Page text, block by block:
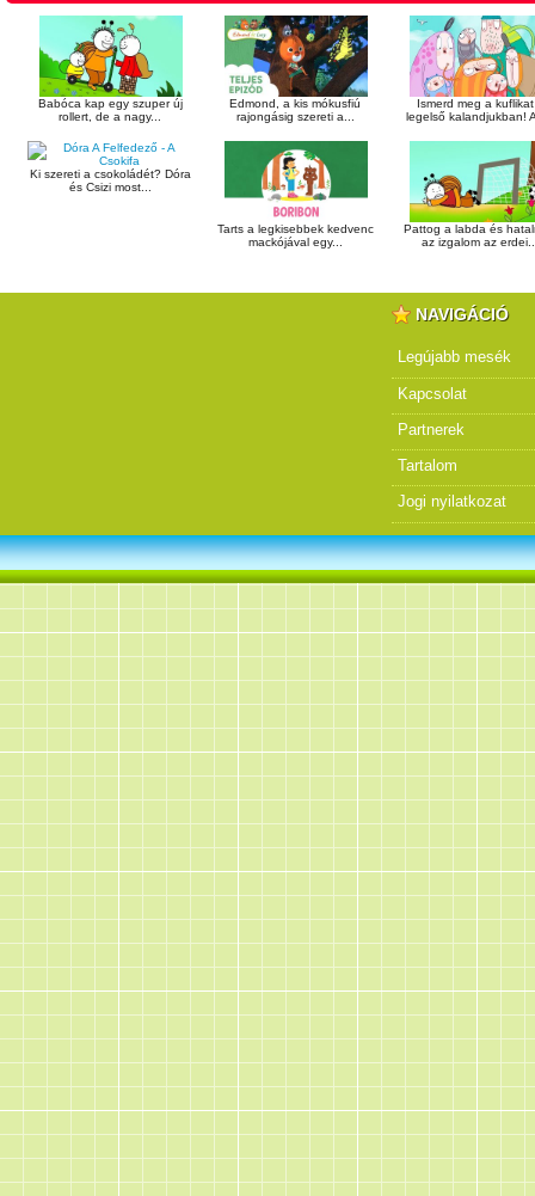
Babóca kap egy szuper új
rollert, de a nagy...
Edmond, a kis mókusfiú
rajongásig szereti a...
Ismerd meg a
legelső kalandjukban!
Ki szereti a csokoládét? Dóra
és Csizi most...
Tarts a legkisebbek kedvenc
mackójával egy...
Pattog a labda és
az izgalom az
NAVIGÁCIÓ
Legújabb mesék
Kapcsolat
Partnerek
Tartalom
Jogi nyilatkozat